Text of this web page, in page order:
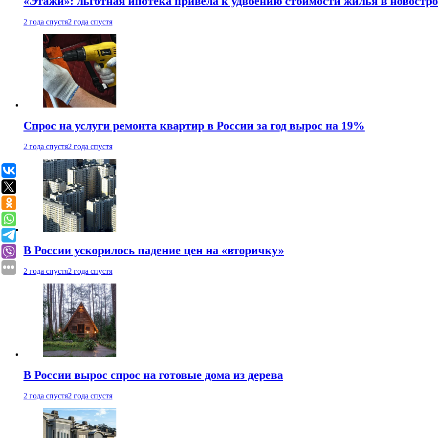
2 года спустя2 года спустя
Спрос на услуги ремонта квартир в России за год вырос на 19%
2 года спустя2 года спустя
В России ускорилось падение цен на «вторичку»
2 года спустя2 года спустя
В России вырос спрос на готовые дома из дерева
2 года спустя2 года спустя